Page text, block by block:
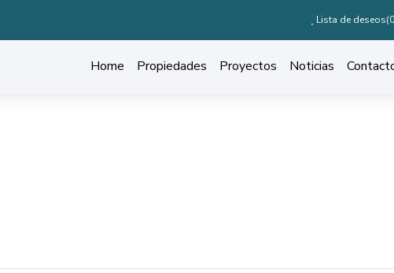
Lista de deseos(0
Home Propiedades Proyectos Noticias